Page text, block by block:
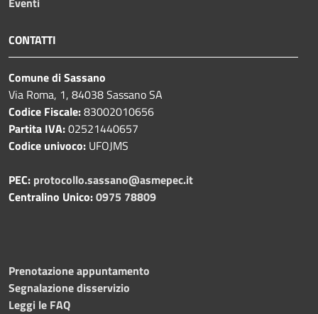
CONTATTI
Comune di Sassano
Via Roma, 1, 84038 Sassano SA
Codice Fiscale:83002010656
Partita IVA:02521440657
Codice univoco: UFOJMS
PEC: protocollo.sassano@asmepec.it
Centralino Unico:0975 78809
Prenotazione appuntamento
Segnalazione disservizio
Leggi le FAQ